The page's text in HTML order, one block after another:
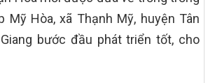
Mỹ Hòa, xã Thạnh Mỹ, huyện Tân
bước đầu phát triển tốt, cho